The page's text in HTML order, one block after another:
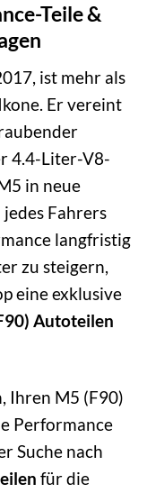
Teile &
ist mehr als
Er vereint
4.4-Liter-V8-
in neue
Fahrers
langfristig
zu steigern,
eine exklusive
Autoteilen
Ihren M5 (F90)
Performance
Suche nach
für die